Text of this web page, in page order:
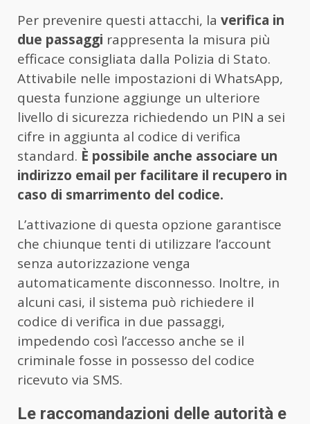
Per prevenire questi attacchi, la verifica in
due passaggi rappresenta la misura più
efficace consigliata dalla Polizia di Stato.
Attivabile nelle impostazioni di WhatsApp,
questa funzione aggiunge un ulteriore
livello di sicurezza richiedendo un PIN a sei
cifre in aggiunta al codice di verifica
standard. È possibile anche associare un
indirizzo email per facilitare il recupero in
caso di smarrimento del codice.
L’attivazione di questa opzione garantisce
che chiunque tenti di utilizzare l’account
senza autorizzazione venga
automaticamente disconnesso. Inoltre, in
alcuni casi, il sistema può richiedere il
codice di verifica in due passaggi,
impedendo così l’accesso anche se il
criminale fosse in possesso del codice
ricevuto via SMS.
Le raccomandazioni delle autorità e